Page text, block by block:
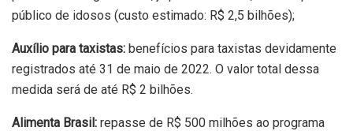
público de idosos (custo estimado: R$ 2,5 bilhões);
Auxílio para taxistas: benefícios para taxistas devidamente
registrados até 31 de maio de 2022. O valor total dessa
medida será de até R$ 2 bilhões.
Alimenta Brasil: repasse de R$ 500 milhões ao programa